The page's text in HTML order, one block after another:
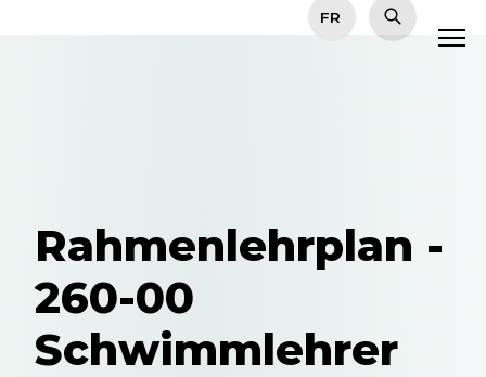
Rahmenlehrplan -
260-00
Schwimmlehrer